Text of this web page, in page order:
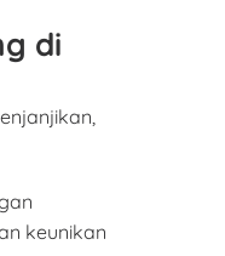
di
keunikan